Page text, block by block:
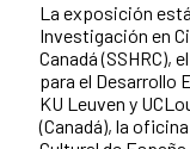
La exposición
Investigación en
Canadá (SSHRC),
para el Desarrollo
KU Leuven y
(Canadá), la